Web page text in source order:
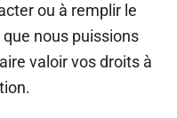
ou à remplir le
nous puissions
valoir vos droits à